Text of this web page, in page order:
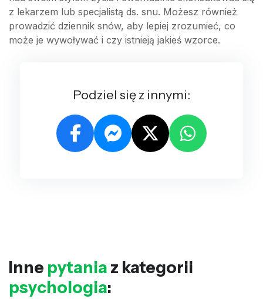
z lekarzem lub specjalistą ds. snu. Możesz również
prowadzić dziennik snów, aby lepiej zrozumieć, co
może je wywoływać i czy istnieją jakieś wzorce.
Podziel się z innymi:
Inne pytania z kategorii
psychologia: